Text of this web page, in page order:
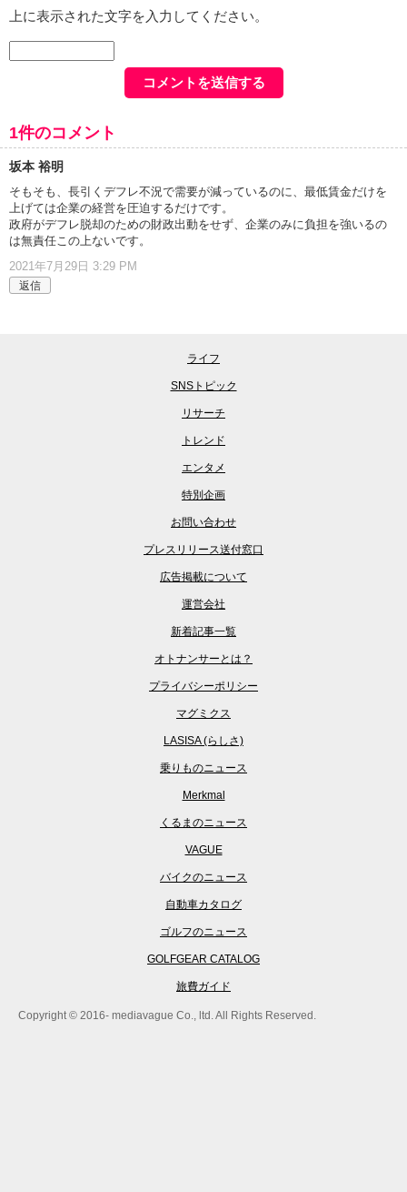
上に表示された文字を入力してください。
1件のコメント
坂本 裕明
そもそも、長引くデフレ不況で需要が減っているのに、最低賃金だけを
上げては企業の経営を圧迫するだけです。
政府がデフレ脱却のための財政出動をせず、企業のみに負担を強いるの
は無責任この上ないです。
2021年7月29日 3:29 PM
返信
ライフ
SNSトピック
リサーチ
トレンド
エンタメ
特別企画
お問い合わせ
プレスリリース送付窓口
広告掲載について
運営会社
新着記事一覧
オトナンサーとは？
プライバシーポリシー
マグミクス
LASISA (らしさ)
乗りものニュース
Merkmal
くるまのニュース
VAGUE
バイクのニュース
自動車カタログ
ゴルフのニュース
GOLFGEAR CATALOG
旅費ガイド
Copyright © 2016- mediavague Co., ltd. All Rights Reserved.